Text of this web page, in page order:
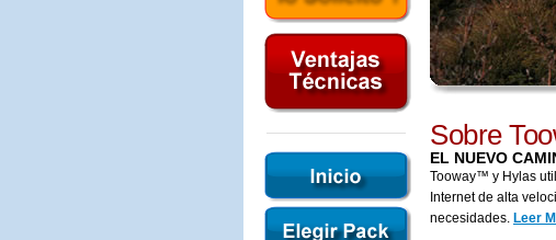
Sobre
EL NUEVO
Tooway™ y Hylas
Internet de alta
necesidades. Leer